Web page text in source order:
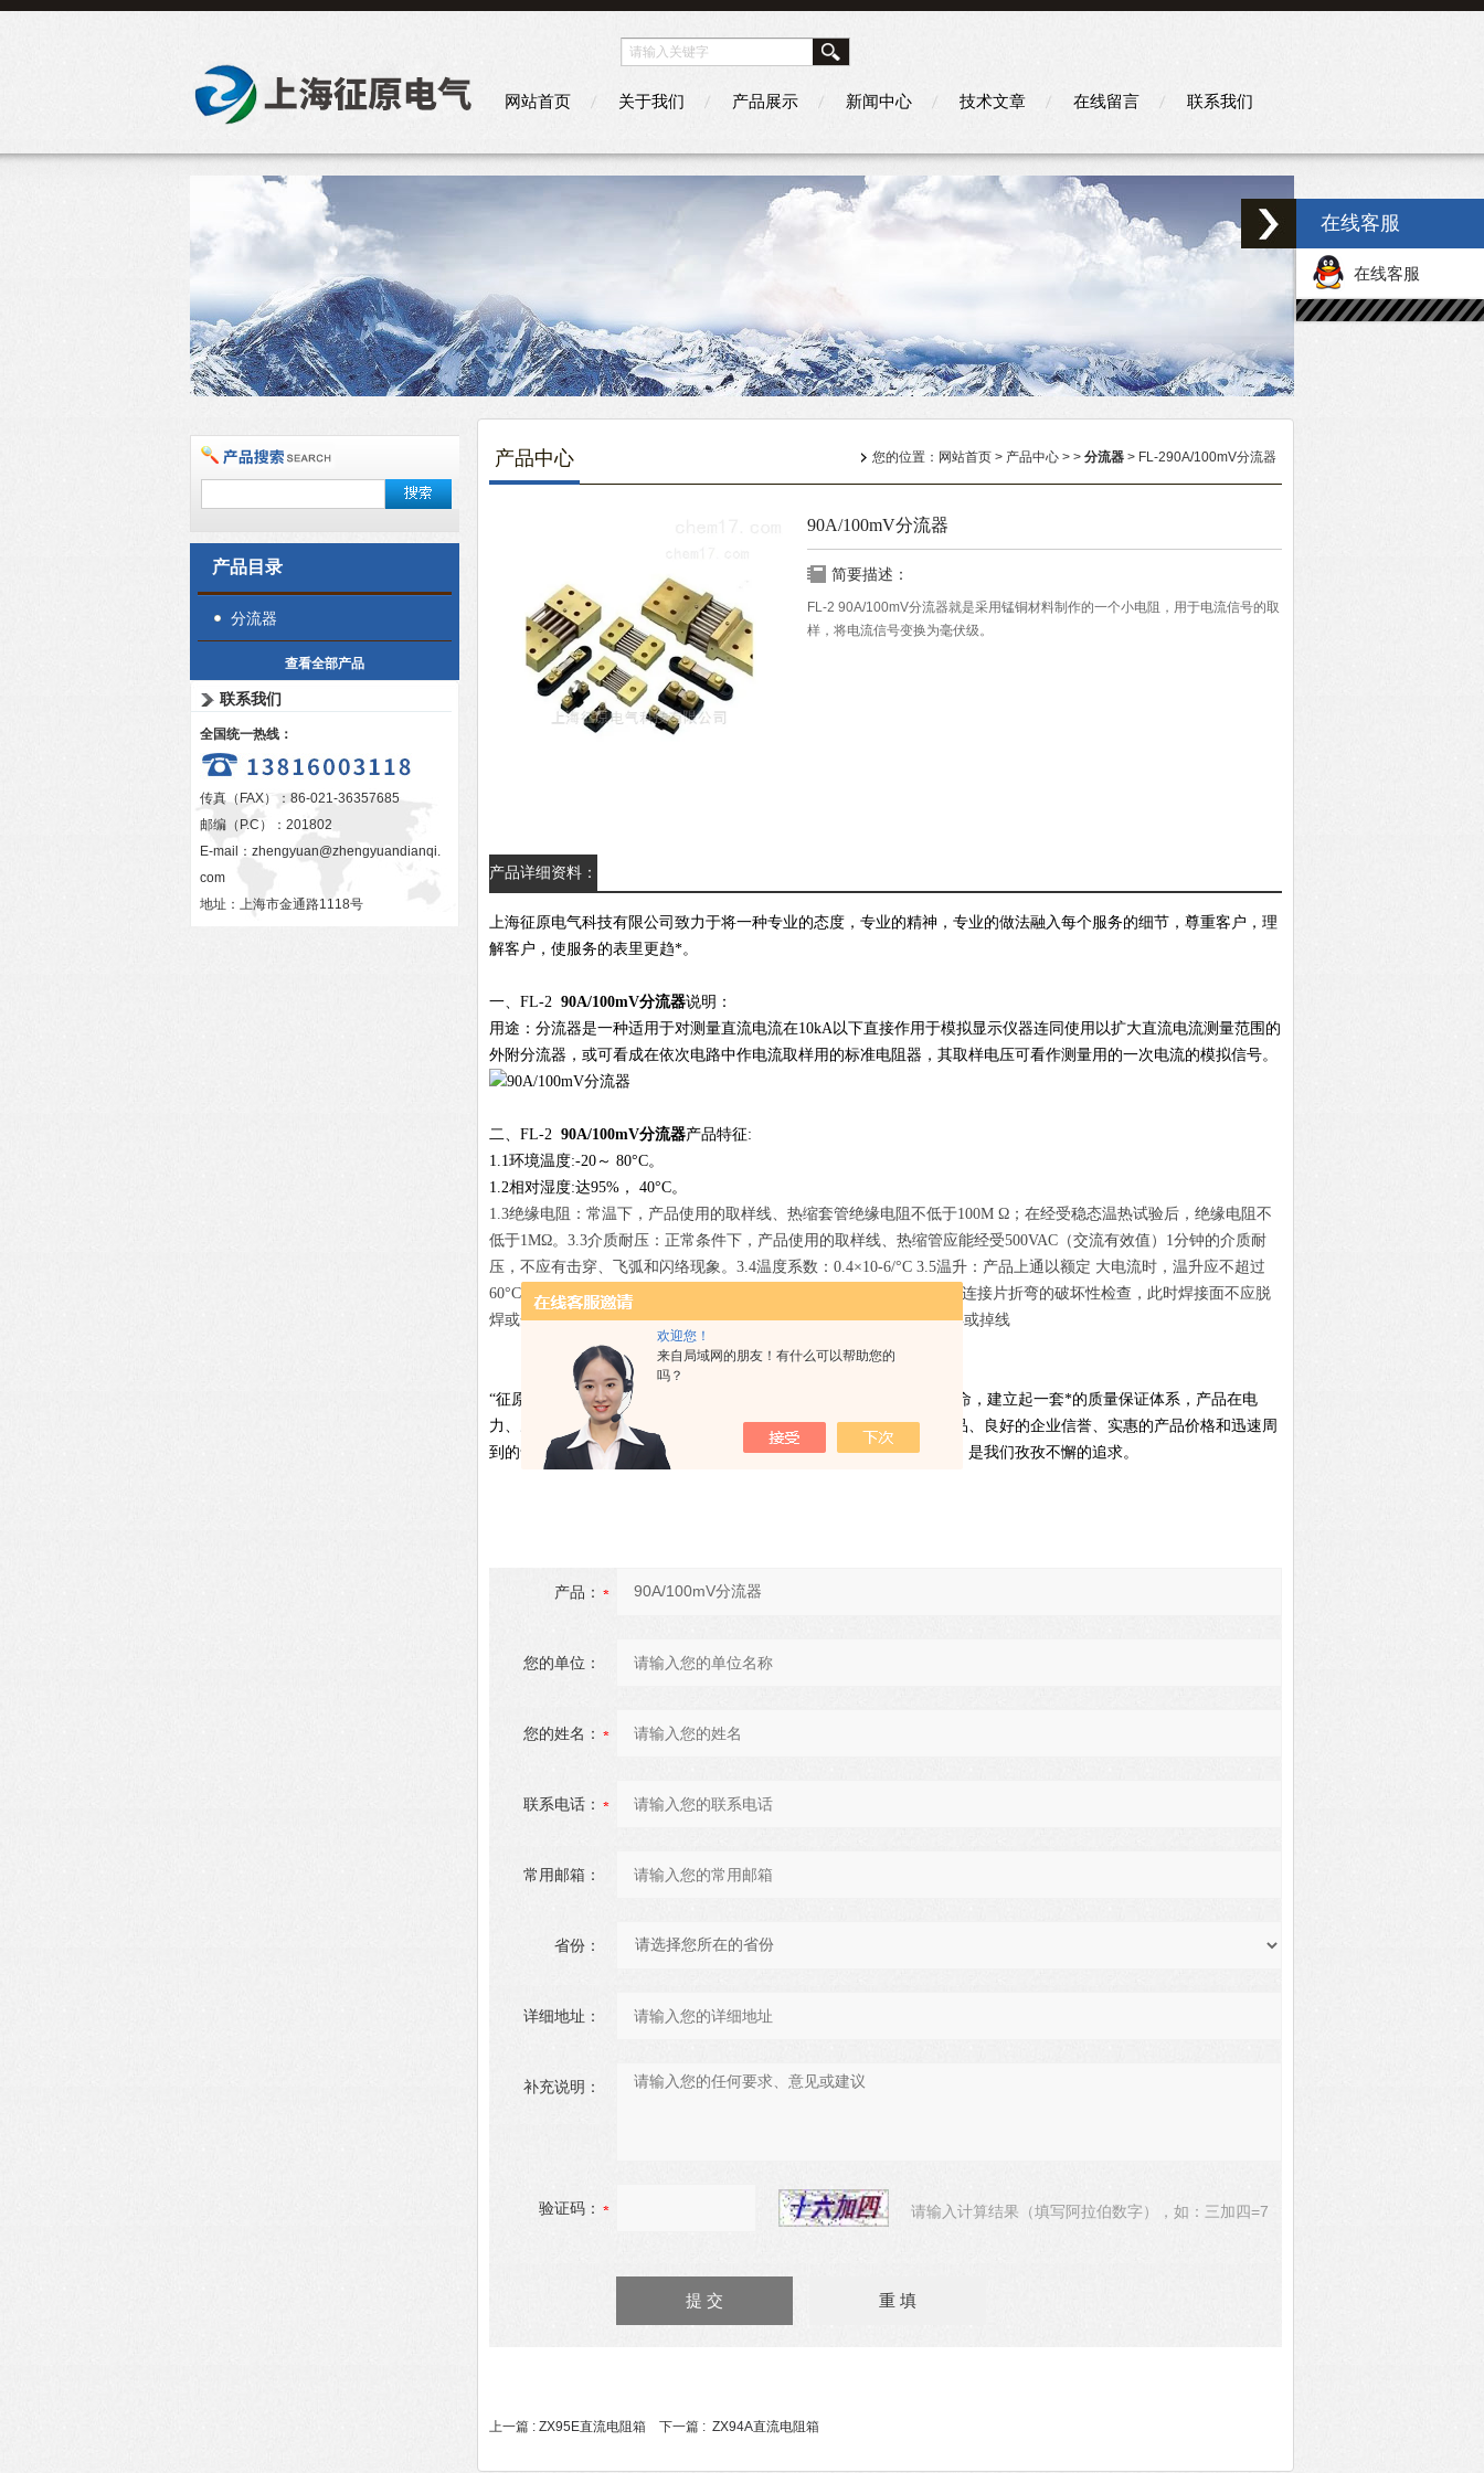
欢迎您！
来自局域网的朋友！有什么可以帮助您的
吗？
网站首页 关于我们 产品展示 新闻中心 技术文章 在线留言 联系我们
产品目录
分流器
查看全部产品
联系我们
全国统一热线：
传真（FAX）：86-021-36357685
邮编（P.C）：201802
E-mail： zhengyuan@zhengyuandianqi.
com
地址：上海市金通路1118号
产品中心 您的位置： 网站首页 > 产品中心 > > 分流器 > FL-290A/100mV分流器
90A/100mV分流器
简要描述：
FL-2 90A/100mV分流器就是采用锰铜材料制作的一个小电阻，用于电流信号的取
样，将电流信号变换为毫伏级。
产品详细资料：
上海征原电气科技有限公司致力于将一种专业的态度，专业的精神，专业的做法融入每个服务的细节，尊重客户，理
解客户，使服务的表里更趋*。
一、FL-2 90A/100mV分流器说明：
用途：分流器是一种适用于对测量直流电流在10kA以下直接作用于模拟显示仪器连同使用以扩大直流电流测量范围的
外附分流器，或可看成在依次电路中作电流取样用的标准电阻器，其取样电压可看作测量用的一次电流的模拟信号。
二、FL-2 90A/100mV分流器产品特征:
1.1环境温度:-20～ 80°C。
1.2相对湿度:达95%， 40°C。
1.3绝缘电阻：常温下，产品使用的取样线、热缩套管绝缘电阻不低于100M Ω；在经受稳态温热试验后，绝缘电阻不
低于1MΩ。3.3介质耐压：正常条件下，产品使用的取样线、热缩管应能经受500VAC（交流有效值）1分钟的介质耐
压，不应有击穿、飞弧和闪络现象。3.4温度系数：0.4×10-6/°C 3.5温升：产品上通以额定 大电流时，温升应不超过
60°C。3.6焊接强度：连接片与锰铜的焊接强度，应能经受200N的力将连接片折弯的破坏性检查，此时焊接面不应脱
焊或开缝；取样线焊接强度，应能经受50N的抗拉试验，此时不应脱焊或掉线
“征原"本着“永远诚信，永远创新"的企业管理意识，始终以质量为*生命，建立起一套*的质量保证体系，产品在电
力、冶金、铁路、通信、矿山等行业得到广泛应用。公司以优质的产品、良好的企业信誉、实惠的产品价格和迅速周
到的售后服务赢得各地用户的好评。高质量的产品，至诚至善的服务，是我们孜孜不懈的追求。
产品：
您的单位：
您的姓名：
联系电话：
常用邮箱：
省份：
详细地址：
补充说明：
验证码： 请输入计算结果（填写阿拉伯数字），如：三加四=7
上一篇 : ZX95E直流电阻箱 下一篇 : ZX94A直流电阻箱
在线客服
在线客服